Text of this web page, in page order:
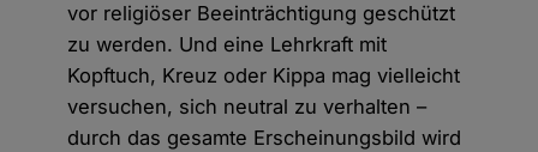
vor religiöser Beeinträchtigung geschützt
zu werden. Und eine Lehrkraft mit
Kopftuch, Kreuz oder Kippa mag vielleicht
versuchen, sich neutral zu verhalten –
durch das gesamte Erscheinungsbild wird